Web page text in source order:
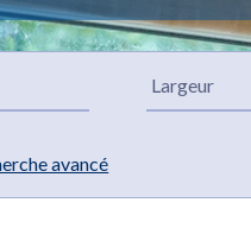
avancé